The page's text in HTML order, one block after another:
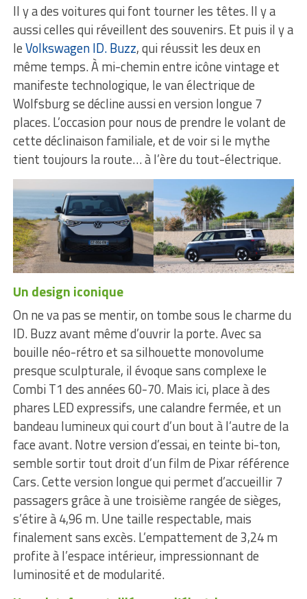
Il y a des voitures qui font tourner les têtes. Il y a
aussi celles qui réveillent des souvenirs. Et puis il y a
leVolkswagen ID. Buzz, qui réussit les deux en
même temps. À mi-chemin entre icône vintage et
manifeste technologique, le van électrique de
Wolfsburg se décline aussi en version longue 7
places. L’occasion pour nous de prendre le volant de
cette déclinaison familiale, et de voir si le mythe
tient toujours la route… à l’ère du tout-électrique.
Un design iconique
On ne va pas se mentir, on tombe sous le charme du
ID. Buzz avant même d’ouvrir la porte. Avec sa
bouille néo-rétro et sa silhouette monovolume
presque sculpturale, il évoque sans complexe le
Combi T1 des années 60-70. Mais ici, place à des
phares LED expressifs, une calandre fermée, et un
bandeau lumineux qui court d’un bout à l’autre de la
face avant. Notre version d’essai, en teinte bi-ton,
semble sortir tout droit d’un film de Pixar référence
Cars. Cette version longue qui permet d’accueillir 7
passagers grâce à une troisième rangée de sièges,
s’étire à 4,96 m. Une taille respectable, mais
finalement sans excès. L’empattement de 3,24 m
profite à l’espace intérieur, impressionnant de
luminosité et de modularité.